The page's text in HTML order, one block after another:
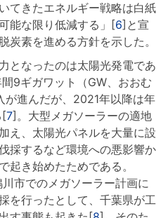
てきたエネルギー戦略は白紙
能な限り低減する」[6]と宣
炭素を進める方針を示した。
となったのは太陽光発電であ
9ギガワット（GW、おおむ
が進んだが、2021年以降は年
[7]。大型メガソーラーの適地
え、太陽光パネルを大量に設
採するなど環境への悪影響か
起き始めたためである。
市でのメガソーラー計画に
を行ったとして、千葉県が工